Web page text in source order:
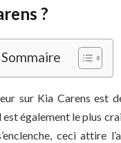
?
sur Kia Carens est
est également le plus
ceci attire